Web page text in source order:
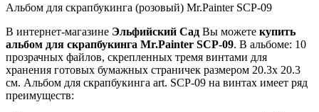
Альбом для скрапбукинга (розовый) Mr.Painter SCP-09
В интернет-магазине Эльфийский Сад Вы можете купить
альбом для скрапбукинга Mr.Painter SCP-09. В альбоме: 10
прозрачных файлов, скрепленных тремя винтами для
хранения готовых бумажных страничек размером 20.3х 20.3
см. Альбом для скрапбукинга art. SCP-09 на винтах имеет ряд
преимуществ: